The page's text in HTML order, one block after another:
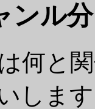
ンル
何と
しま